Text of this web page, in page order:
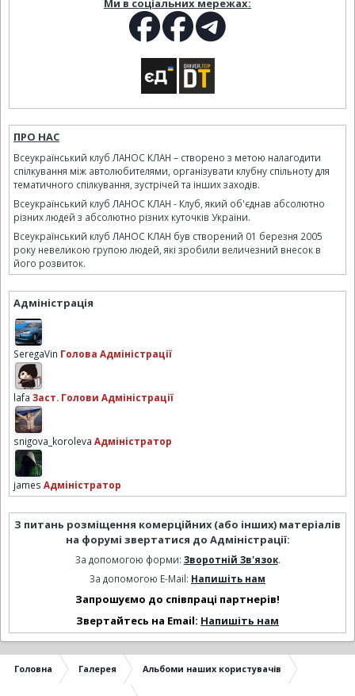
Ми в соціальних мережах:
ПРО НАС
Всеукраїнський клуб ЛАНОС КЛАН – створено з метою налагодити
спілкування між автолюбителями, організувати клубну спільноту для
тематичного спілкування, зустрічей та інших заходів.
Всеукраїнський клуб ЛАНОС КЛАН - Клуб, який об'єднав абсолютно
різних людей з абсолютно різних куточків України.
Всеукраїнський клуб ЛАНОС КЛАН був створений 01 березня 2005
року невеликою групою людей, які зробили величезний внесок в
його розвиток.
Адміністрація
SeregaVin Голова Адміністрації
lafa Заст. Голови Адміністрації
snigova_koroleva Адміністратор
james Адміністратор
З питань розміщення комерційних (або інших) матеріалів
на форумі звертатися до Адміністрації:
За допомогою форми: Зворотній Зв'язок.
За допомогою E-Mail: Напишіть нам
Запрошуємо до співпраці партнерів!
Звертайтесь на Email: Напишіть нам
Головна Галерея Альбоми наших користувачів